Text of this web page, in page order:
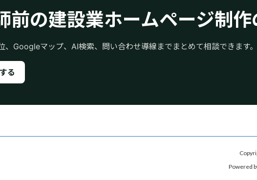
前の建設業ホームページ制作
、Googleマップ、AI検索、問い合わせ導線までまとめて相談できます。
る
Powered